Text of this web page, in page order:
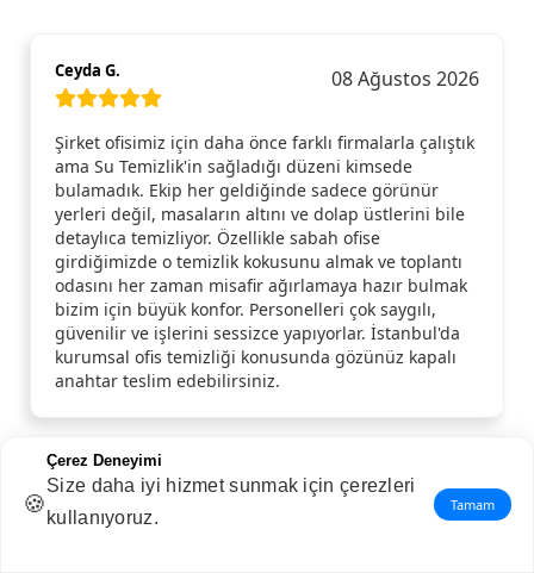
Ceyda G. 08 Ağustos 2026
Şirket ofisimiz için daha önce farklı firmalarla çalıştık
ama Su Temizlik'in sağladığı düzeni kimsede
bulamadık. Ekip her geldiğinde sadece görünür
yerleri değil, masaların altını ve dolap üstlerini bile
detaylıca temizliyor. Özellikle sabah ofise
girdiğimizde o temizlik kokusunu almak ve toplantı
odasını her zaman misafir ağırlamaya hazır bulmak
bizim için büyük konfor. Personelleri çok saygılı,
güvenilir ve işlerini sessizce yapıyorlar. İstanbul'da
kurumsal ofis temizliği konusunda gözünüz kapalı
anahtar teslim edebilirsiniz.
Meryem A. 07 Ağustos 2026
🍪
Çerez Deneyimi
Size daha iyi hizmet sunmak için çerezleri
kullanıyoruz.
Tamam